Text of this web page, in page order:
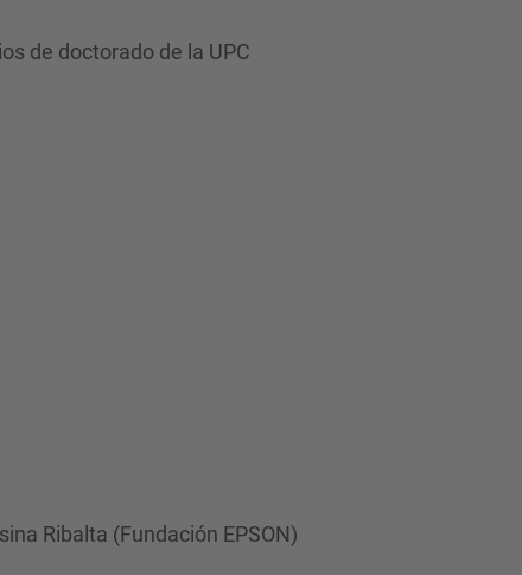
de doctorado de la UPC
Ribalta (Fundación EPSON)